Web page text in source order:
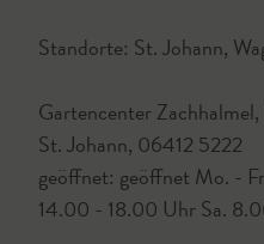
Standorte: St. Johann,
Gartencenter
St. Johann, 06412 5222
geöffnet: geöffnet Mo. -
14.00 - 18.00 Uhr Sa.